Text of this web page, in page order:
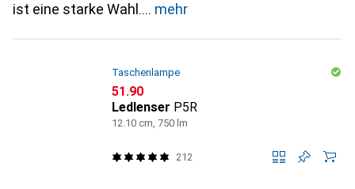
ist eine starke Wahl.
mehr
Taschenlampe
CHF
51.90
Ledlenser P5R
12.10 cm, 750 lm
212